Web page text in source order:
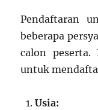
Pendaftaran
beberapa
calon
untuk
Usia: